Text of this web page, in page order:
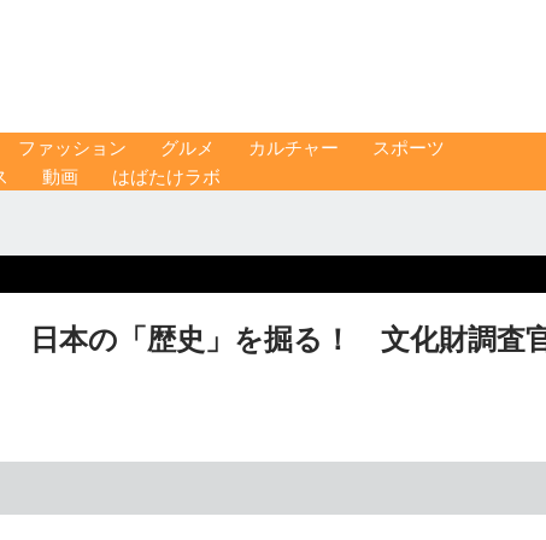
ファッション グルメ カルチャー
スポーツ
動画 はばたけラボ
日本の「歴史」を掘る！ 文化財調査